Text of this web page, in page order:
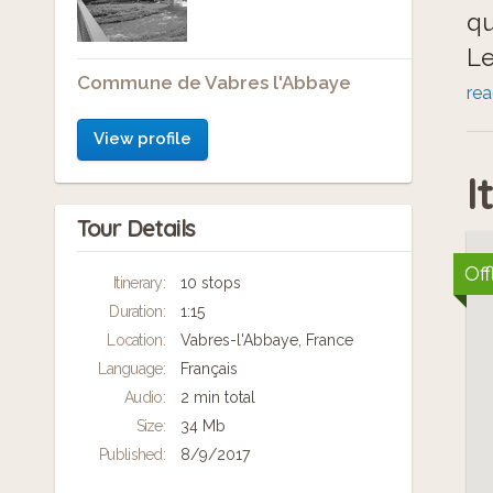
Commune de Vabres l'Abbaye
View profile
Tour Details
Itinerary:
10 stops
Duration:
1:15
Location:
Vabres-l'Abbaye, France
Language:
Français
Audio:
2 min total
Size:
34 Mb
Published:
8/9/2017